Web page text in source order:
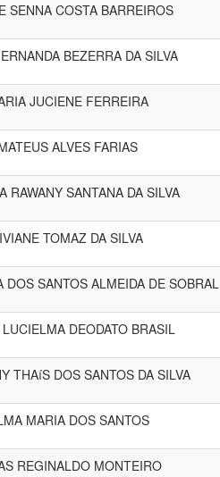
SENNA COSTA BARREIROS
BEZERRA DA SILVA
JUCIENE FERREIRA
ALVES FARIAS
RAWANY SANTANA DA SILVA
TOMAZ DA SILVA
DOS SANTOS ALMEIDA DE SOBRAL
DEODATO BRASIL
THAíS DOS SANTOS DA SILVA
MARIA DOS SANTOS
REGINALDO MONTEIRO